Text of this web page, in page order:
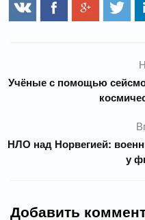
Учёные с помощью
НЛО над Норвегией:
у
Добавить